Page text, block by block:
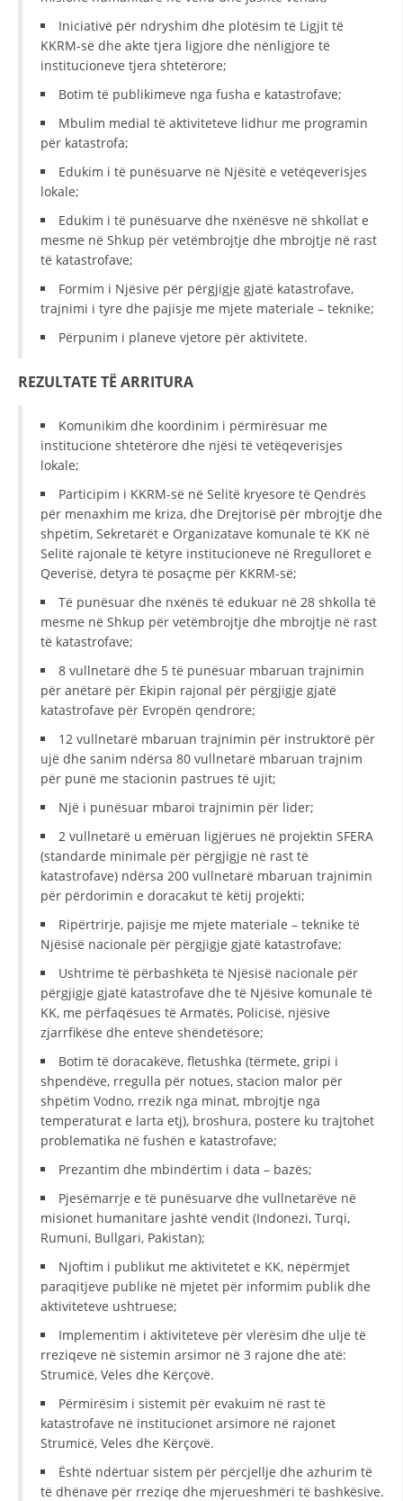
Iniciativë për ndryshim dhe plotësim të Ligjit të
KKRM-së dhe akte tjera ligjore dhe nënligjore të
institucioneve tjera shtetërore;
Botim të publikimeve nga fusha e katastrofave;
Mbulim medial të aktiviteteve lidhur me programin
për katastrofa;
Edukim i të punësuarve në Njësitë e vetëqeverisjes
lokale;
Edukim i të punësuarve dhe nxënësve në shkollat e
mesme në Shkup për vetëmbrojtje dhe mbrojtje në rast
të katastrofave;
Formim i Njësive për përgjigje gjatë katastrofave,
trajnimi i tyre dhe pajisje me mjete materiale – teknike;
Përpunim i planeve vjetore për aktivitete.
REZULTATE TË ARRITURA
Komunikim dhe koordinim i përmirësuar me
institucione shtetërore dhe njësi të vetëqeverisjes
lokale;
Participim i KKRM-së në Selitë kryesore të Qendrës
për menaxhim me kriza, dhe Drejtorisë për mbrojtje dhe
shpëtim, Sekretarët e Organizatave komunale të KK në
Selitë rajonale të këtyre institucioneve në Rregulloret e
Qeverisë, detyra të posaçme për KKRM-së;
Të punësuar dhe nxënës të edukuar në 28 shkolla të
mesme në Shkup për vetëmbrojtje dhe mbrojtje në rast
të katastrofave;
8 vullnetarë dhe 5 të punësuar mbaruan trajnimin
për anëtarë për Ekipin rajonal për përgjigje gjatë
katastrofave për Evropën qendrore;
12 vullnetarë mbaruan trajnimin për instruktorë për
ujë dhe sanim ndërsa 80 vullnetarë mbaruan trajnim
për punë me stacionin pastrues të ujit;
Një i punësuar mbaroi trajnimin për lider;
2 vullnetarë u emëruan ligjërues në projektin SFERA
(standarde minimale për përgjigje në rast të
katastrofave) ndërsa 200 vullnetarë mbaruan trajnimin
për përdorimin e doracakut të këtij projekti;
Ripërtrirje, pajisje me mjete materiale – teknike të
Njësisë nacionale për përgjigje gjatë katastrofave;
Ushtrime të përbashkëta të Njësisë nacionale për
përgjigje gjatë katastrofave dhe të Njësive komunale të
KK, me përfaqësues të Armatës, Policisë, njësive
zjarrfikëse dhe enteve shëndetësore;
Botim të doracakëve, fletushka (tërmete, gripi i
shpendëve, rregulla për notues, stacion malor për
shpëtim Vodno, rrezik nga minat, mbrojtje nga
temperaturat e larta etj), broshura, postere ku trajtohet
problematika në fushën e katastrofave;
Prezantim dhe mbindërtim i data – bazës;
Pjesëmarrje e të punësuarve dhe vullnetarëve në
misionet humanitare jashtë vendit (Indonezi, Turqi,
Rumuni, Bullgari, Pakistan);
Njoftim i publikut me aktivitetet e KK, nëpërmjet
paraqitjeve publike në mjetet për informim publik dhe
aktiviteteve ushtruese;
Implementim i aktiviteteve për vlerësim dhe ulje të
rreziqeve në sistemin arsimor në 3 rajone dhe atë:
Strumicë, Veles dhe Kërçovë.
Përmirësim i sistemit për evakuim në rast të
katastrofave në institucionet arsimore në rajonet
Strumicë, Veles dhe Kërçovë.
Është ndërtuar sistem për përcjellje dhe azhurim të
të dhënave për rreziqe dhe mjerueshmëri të bashkësive.